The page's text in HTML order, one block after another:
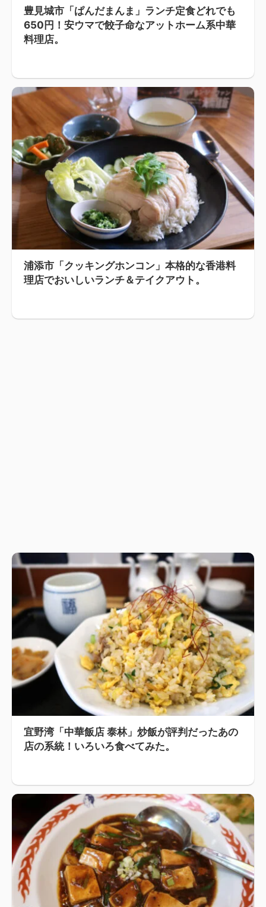
豊見城市「ぱんだまんま」ランチ定食どれでも
650円！安ウマで餃子命なアットホーム系中華
料理店。
浦添市「クッキングホンコン」本格的な香港料
理店でおいしいランチ＆テイクアウト。
宜野湾「中華飯店 泰林」炒飯が評判だったあの
店の系統！いろいろ食べてみた。